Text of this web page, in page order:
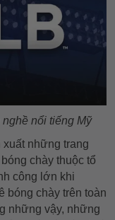
nổi tiếng Mỹ
những trang
chày thuộc tổ
công lớn khi
bóng chày trên toàn
những vậy, những